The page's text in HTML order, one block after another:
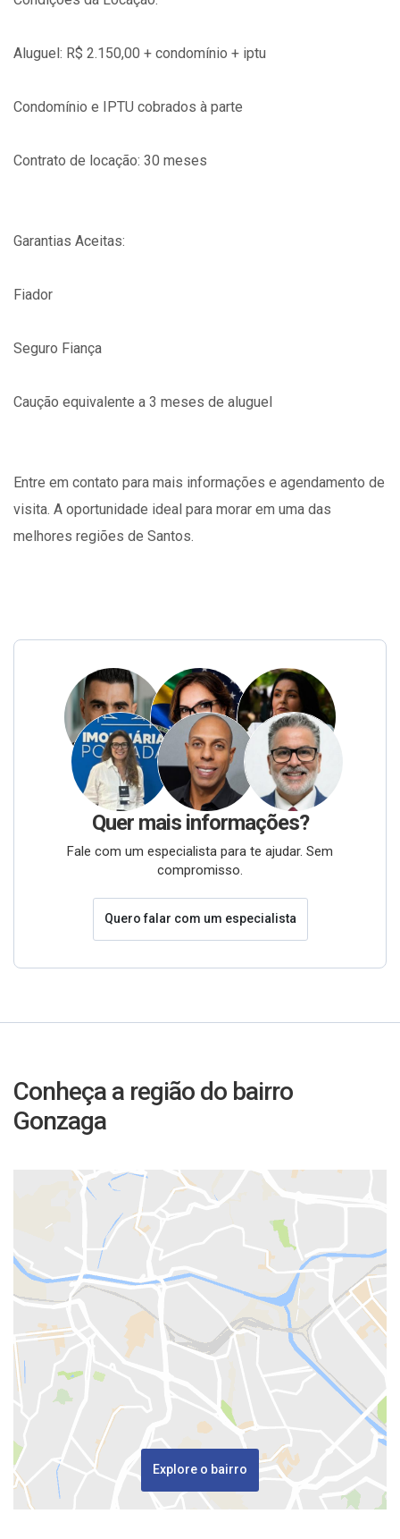
Aluguel: R$ 2.150,00 + condomínio + iptu
Condomínio e IPTU cobrados à parte
Contrato de locação: 30 meses
Garantias Aceitas:
Fiador
Seguro Fiança
Caução equivalente a 3 meses de aluguel
Entre em contato para mais informações e agendamento de
visita. A oportunidade ideal para morar em uma das
melhores regiões de Santos.
Quer mais informações?
Fale com um especialista para te ajudar. Sem
compromisso.
Quero falar com um especialista
Conheça a região do bairro
Gonzaga
Explore o bairro